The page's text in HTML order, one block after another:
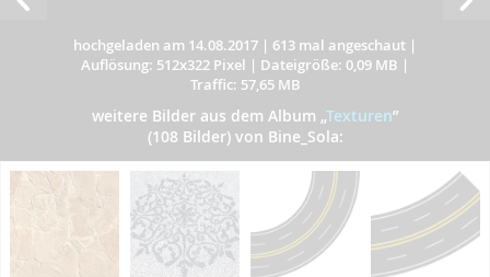
hochgeladen am 14.08.2017 | 613 mal angeschaut |
Auflösung: 512x322 Pixel | Dateigröße: 0,09 MB |
Traffic: 57,65 MB
weitere Bilder aus dem Album „Texturen”
(108 Bilder) von Bine_Sola: